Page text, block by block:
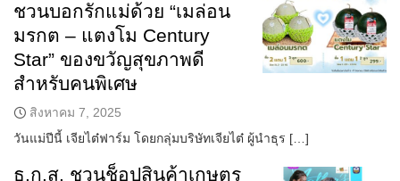
ใคร ทำอะไร ที่ไหน
สถานีข่าววันนี้
ชวนบอกรักแม่ด้วย “เมล่อน
มรกต – แตงโม Century
Star” ของขวัญสุขภาพดี
สำหรับคนพิเศษ
สิงหาคม 7, 2025
วันแม่ปีนี้ เจียไต๋ฟาร์ม โดยกลุ่มบริษัทเจียไต๋ ผู้นำธุร […]
ธ.ก.ส. ชวนช็อปสินค้าเกษตร